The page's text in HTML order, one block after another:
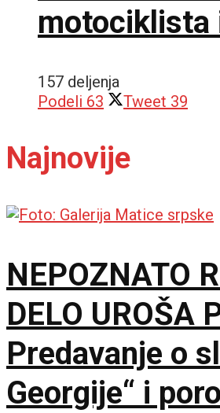
motociklista
157 deljenja
Podeli 63 Tweet 39
Najnovije
NEPOZNATO
DELO UROŠA
Predavanje o
Georgije“ i